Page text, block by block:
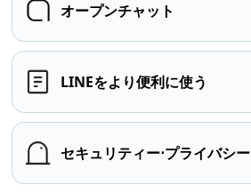
オープンチャット
LINEをより便利に使う
セキュリティー⋅プライバシー